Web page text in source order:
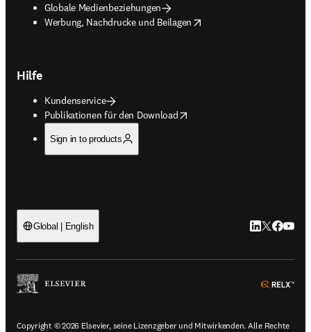
Globale Medienbeziehungen
Werbung, Nachdrucke und Beilagen
opens in new tab/window
Hilfe
Kundenservice
Publikationen für den Download
opens in new tab/window
Sign in to products
Global | English LinkedIn
Twitter
Copyright © 2026 Elsevier, seine Lizenzgeber und Mitwirkenden. Alle Rechte